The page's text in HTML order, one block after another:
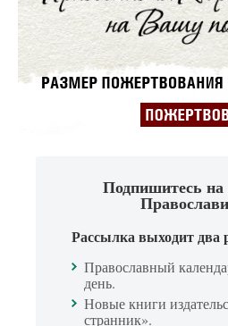
Подпишитесь
Рассылка выходит два
Православный
день.
Новые книги
странник».